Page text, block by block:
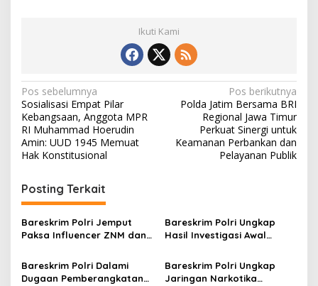
Ikuti Kami
N
a
v
i
a
s
i
o
Pos sebelumnya
Sosialisasi Empat Pilar
Kebangsaan, Anggota MPR
RI Muhammad Hoerudin
Amin: UUD 1945 Memuat
Hak Konstitusional
Pos berikutnya
Polda Jatim Bersama BRI
Regional Jawa Timur
Perkuat Sinergi untuk
Keamanan Perbankan dan
Pelayanan Publik
Posting Terkait
Bareskrim Polri Jemput
Paksa Influencer ZNM dan
Gas N2O ‘Whip Pink’
Bareskrim Polri Ungkap
Hasil Investigasi Awal
Dipastikan Tidak Ada Unsur
Sabotase
Bareskrim Polri Dalami
Dugaan Pemberangkatan
Bareskrim Polri Ungkap
Jaringan Narkotika